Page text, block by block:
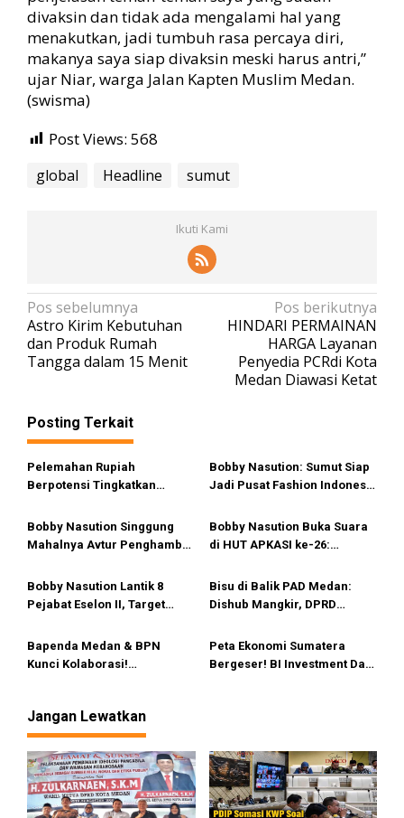
divaksin dan tidak ada mengalami hal yang
menakutkan, jadi tumbuh rasa percaya diri,
makanya saya siap divaksin meski harus antri,”
ujar Niar, warga Jalan Kapten Muslim Medan.
(swisma)
Post Views: 568
global Headline sumut
Ikuti Kami
N
a
v
g
a
s
i
o
Pos sebelumnya
Astro Kirim Kebutuhan
dan Produk Rumah
Tangga dalam 15 Menit
Pos berikutnya
HINDARI PERMAINAN
HARGA Layanan
Penyedia PCRdi Kota
Medan Diawasi Ketat
Posting Terkait
Pelemahan Rupiah
Berpotensi Tingkatkan
Bobby Nasution: Sumut Siap
Jadi Pusat Fashion Indonesia
Bobby Nasution Singgung
Mahalnya Avtur Penghambat
Penerbangan di Sumut
Bobby Nasution Buka Suara
di HUT APKASI ke-26:
Andalkan Transfer Pusat, Ini
Terobosan yang
Bobby Nasution Lantik 8
Pejabat Eselon II, Target
7,1%?
Bisu di Balik PAD Medan:
Dishub Mangkir, DPRD
Inspektorat Turun Tangan
Bapenda Medan & BPN
Kunci Kolaborasi!
BPHTB
Peta Ekonomi Sumatera
Bergeser! BI Investment Day
Jangan Lewatkan